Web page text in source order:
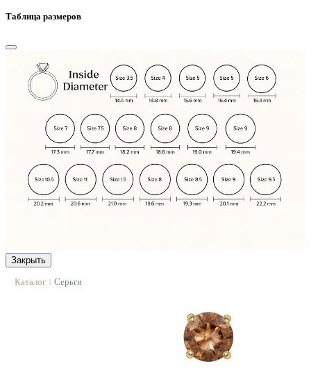
Таблица размеров
Закрыть
Каталог | Серьги